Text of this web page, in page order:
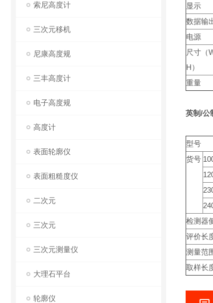
索尼高度计
三次元移机
尼康高度规
三丰高度计
电子高度规
高度计
表面轮廓仪
表面粗糙度仪
二次元
三次元
三次元测量仪
大理石平台
轮廓仪
显示
数据输
电源
尺寸（
H）
重量
英制/公
型号
货号
检测器
评价长
测量范
取样长